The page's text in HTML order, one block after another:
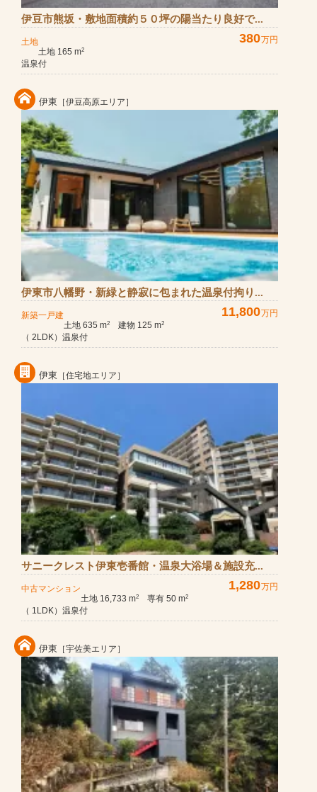
伊豆市熊坂・敷地面積約５０坪の陽当たり良好で...
土地 380万円
土地 165 m2
温泉付
伊東 ［伊豆高原エリア］
伊東市八幡野・新緑と静寂に包まれた温泉付拘り...
新築一戸建 11,800万円
土地 635 m2 建物 125 m2
（ 2LDK）温泉付
伊東 ［住宅地エリア］
サニークレスト伊東壱番館・温泉大浴場＆施設充...
中古マンション 1,280万円
土地 16,733 m2 専有 50 m2
（ 1LDK）温泉付
伊東 ［宇佐美エリア］